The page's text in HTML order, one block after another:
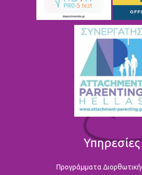
Υπηρεσίες
Προγράμματα